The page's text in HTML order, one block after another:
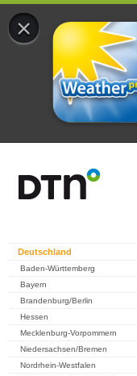
×
Deutschland
Baden-Württemberg
Bayern
Brandenburg/Berlin
Hessen
Mecklenburg-Vorpommern
Niedersachsen/Bremen
Nordrhein-Westfalen